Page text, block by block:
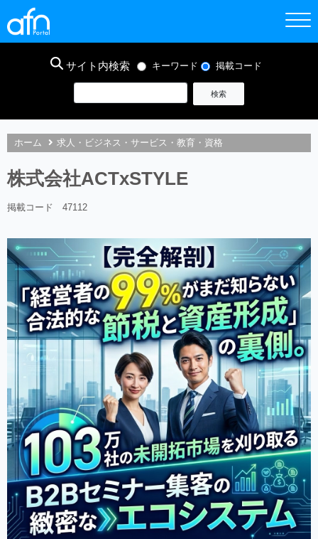
サイト内検索 キーワード 掲載コード
ホーム 求人・ビジネス・サービス・教育・資格
株式会社ACTxSTYLE
掲載コード 47112